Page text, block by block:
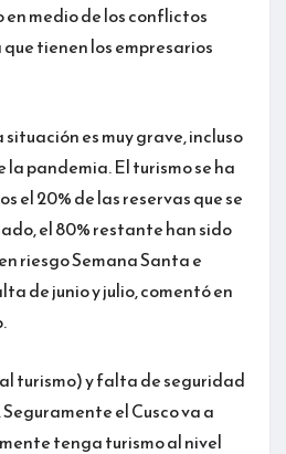
medio de los conflictos
tienen los empresarios
es muy grave, incluso
pandemia. El turismo se ha
el 20% de las reservas que se
el 80% restante han sido
riesgo Semana Santa e
de junio y julio, comentó en
turismo) y falta de seguridad
el Cusco va a
tenga turismo al nivel